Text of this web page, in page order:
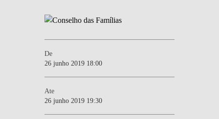
De
26 junho 2019 18:00
Ate
26 junho 2019 19:30